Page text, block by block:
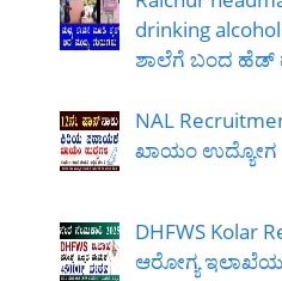
drinking
ಶಾಲೆಗೆ ಬಂದ ಹೆಡ್
NAL
ಖಾಯಂ ಉದ್ಯೋಗ
DHFWS Kolar
ಆರೋಗ್ಯ